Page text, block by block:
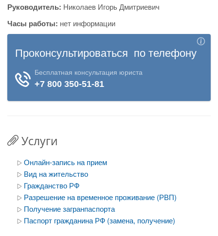
Руководитель: Николаев Игорь Дмитриевич
Часы работы: нет информации
Услуги
Онлайн-запись на прием
Вид на жительство
Гражданство РФ
Разрешение на временное проживание (РВП)
Получение загранпаспорта
Паспорт гражданина РФ (замена, получение)